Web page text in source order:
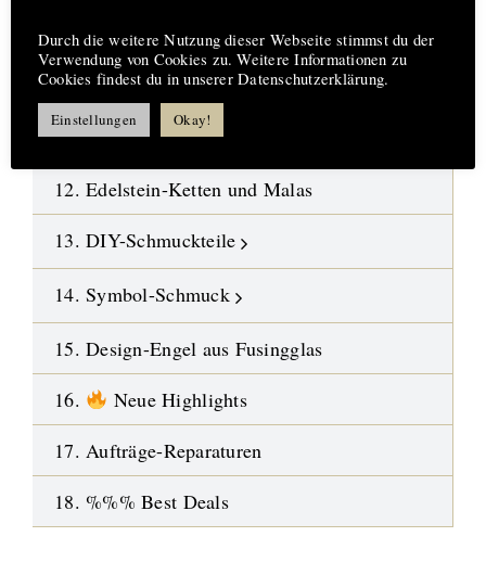
10. Polierte Steine-Trommelsteine
11. Gebohrte Steine-Anhänger
12. Edelstein-Ketten und Malas
13. DIY-Schmuckteile
14. Symbol-Schmuck
15. Design-Engel aus Fusingglas
16.
Neue Highlights
17. Aufträge-Reparaturen
18. %%% Best Deals
Durch die weitere Nutzung dieser Webseite stimmst du der
Verwendung von Cookies zu. Weitere Informationen zu
Cookies findest du in unserer Datenschutzerklärung.
Einstellungen Okay!